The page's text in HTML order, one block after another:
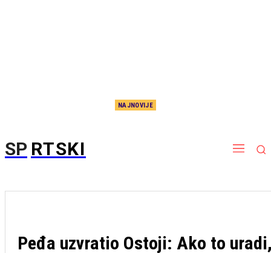
NAJNOVIJE
SP RTSKI
Peđa uzvratio Ostoji: Ako to